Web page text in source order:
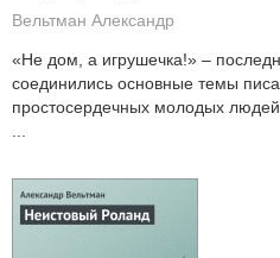
Вельтман Александр
«Не дом, а игрушечка!» –
соединились основные темы
простосердечных молодых